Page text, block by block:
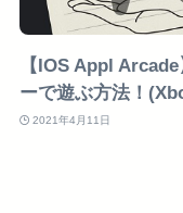
【IOS Appl
ーで遊ぶ方法！
2021年4月11日